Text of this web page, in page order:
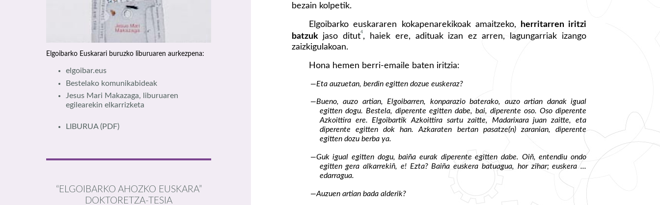
Elgoibarko Euskarari buruzko liburuaren aurkezpena:
elgoibar.eus
Bestelako komunikabideak
Jesus Mari Makazaga, liburuaren
egilearekin elkarrizketa
LIBURUA(PDF)
“ELGOIBARKO AHOZKO EUSKARA”
DOKTORETZA-TESIA
bezain kolpetik.
Elgoibarko euskararen kokapenarekikoak amaitzeko,
herritarren iritzi
batzuk jaso ditut4, haiek ere, adituak izan ez arren, lagungarriak izango
zaizkigulakoan.
Hona hemen berri-emaile baten iritzia:
—Eta auzuetan, berdin egitten dozue euskeraz?
—Bueno, auzo artian, Elgoibarren, konparazio baterako, auzo artian danak igual
egitten dogu. Bestela, diperente egitten dabe, bai, diperente oso. Oso diperente
Azkoittira ere. Elgoibartik Azkoittira sartu zaitte, Madarixara juan zaitte, eta
diperente egitten dok han. Azkaraten bertan pasatze(n) zaranian, diperente
egitten dozu berba ya.
—Guk igual egitten dogu, baiña eurak diperente egitten dabe. Oiñ, entendiu ondo
egitten gera alkarrekiñ, e! Ezta? Baiña euskera batuagua, hor zihar; euskera ...
edarragua.
—Auzuen artian bada alderik?